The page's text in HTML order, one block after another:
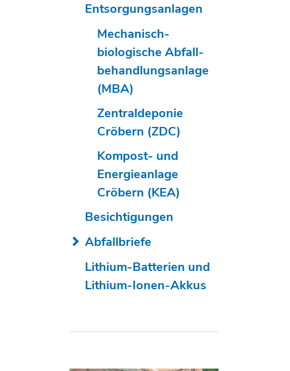
Entsorgungs­anlagen
Mechanisch-
biologische Abfall­
behandlungs­anlage
(MBA)
Zentraldeponie
Cröbern (ZDC)
Kompost- und
Energieanlage
Cröbern (KEA)
Besichtigungen
Abfallbriefe
Lithium-Batterien und
Lithium-Ionen-Akkus